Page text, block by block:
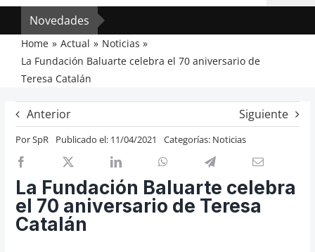
Inicio
Actual
Artículos
Previos de ópera
Entrevistas
Recomendación
Cosas de Beckmesser
Nosotros y privacidad
Buscar:
Novedades
Home Actual
Noticias
La Fundación Baluarte celebra el 70 aniversario de
Teresa Catalán
Anterior Siguiente
PorSpR Publicado el: 11/04/2021 Categorías: Noticias
La Fundación Baluarte celebra
el 70 aniversario de Teresa
Catalán